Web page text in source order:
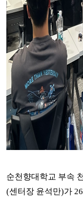
순천향대학교 부속
(센터장 윤석만)가26